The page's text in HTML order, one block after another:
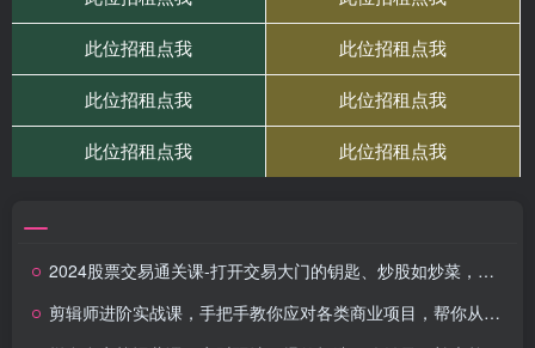
2024股票交易通关课-打开交易大门的钥匙、炒股如炒菜，炒的是股票，手艺是交易
剪辑师进阶实战课，手把手教你应对各类商业项目，帮你从会剪辑进阶到懂创作